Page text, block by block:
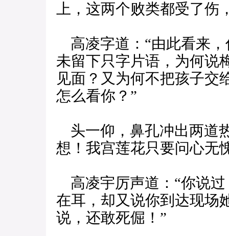
上，这两个败类都受了
高凌字道：“由此看来
未留下只字片语，为何说
见面？又为何不把孩子交
怎么看你？”
头一仰，鼻孔冲出两道
想！我宫莲花只要问心无
高凌宇厉声道：“你说
在耳，却又说你到达现场
说，还敢死倔！”